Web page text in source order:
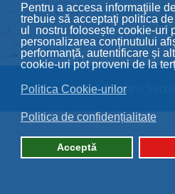
Pentru a accesa informaţiile
trebuie să acceptaţi politica
ul nostru folosește cookie-uri
personalizarea conținutului
performanță, autentificare și
cookie-uri pot proveni de la
Politica Cookie-urilor
Politica de confidențialitate
Acceptă
© 2026 Primăria